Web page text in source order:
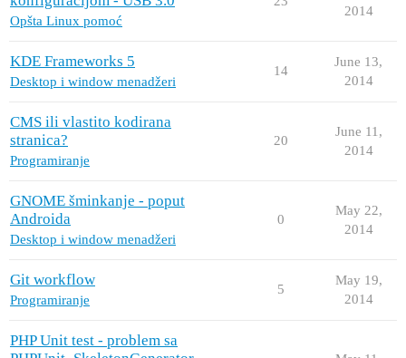
Opšta Linux pomoć
2014
KDE Frameworks 5
Desktop i window menadžeri
14
June 13,
2014
CMS ili vlastito kodirana
stranica?
Programiranje
20
June 11,
2014
GNOME šminkanje - poput
Androida
Desktop i window menadžeri
0
May 22,
2014
Git workflow
Programiranje
5
May 19,
2014
PHP Unit test - problem sa